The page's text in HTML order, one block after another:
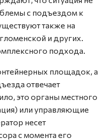
с подъездом к
также на
и других.
подхода.
площадок, а
отвечает
это органы местного
или управляющие
несет
с момента его